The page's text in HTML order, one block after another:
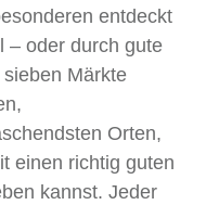
entdeckt
– oder durch gute
Märkte
Orten,
einen richtig guten
kannst. Jeder